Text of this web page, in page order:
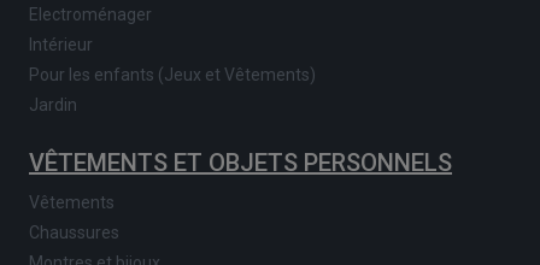
Electroménager
Intérieur
Pour les enfants (Jeux et Vêtements)
Jardin
VÊTEMENTS ET OBJETS PERSONNELS
Vêtements
Chaussures